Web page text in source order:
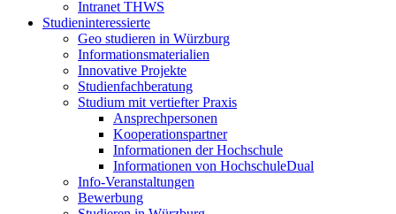
Intranet THWS
Studieninteressierte
Geo studieren in Würzburg
Informationsmaterialien
Innovative Projekte
Studienfachberatung
Studium mit vertiefter Praxis
Ansprechpersonen
Kooperationspartner
Informationen der Hochschule
Informationen von HochschuleDual
Info-Veranstaltungen
Bewerbung